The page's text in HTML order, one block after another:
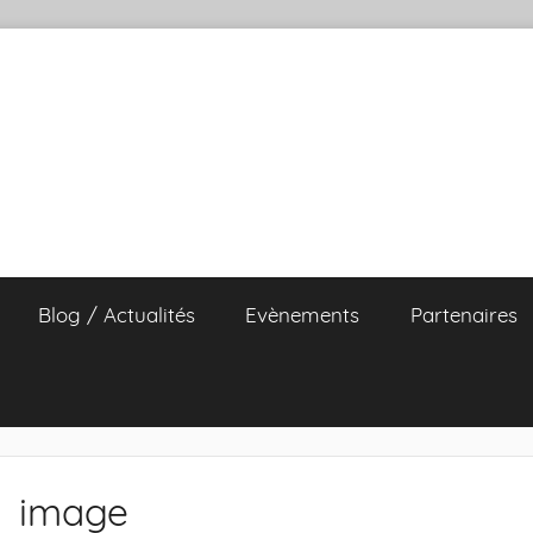
Blog / Actualités Evènements Partenaires
image